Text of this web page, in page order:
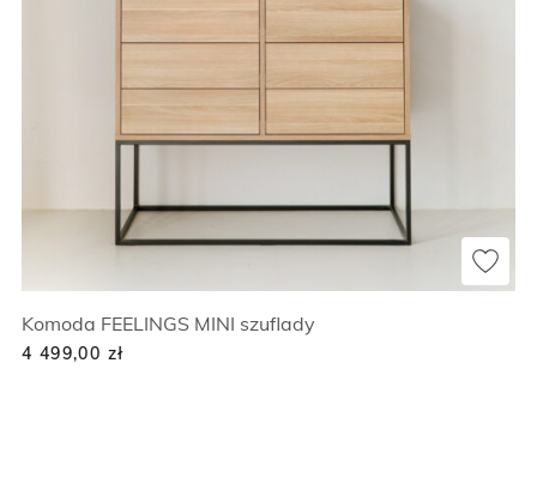
Komoda FEELINGS MINI szuflady
4 499,00 zł